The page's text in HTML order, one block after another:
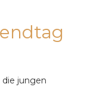
die jungen